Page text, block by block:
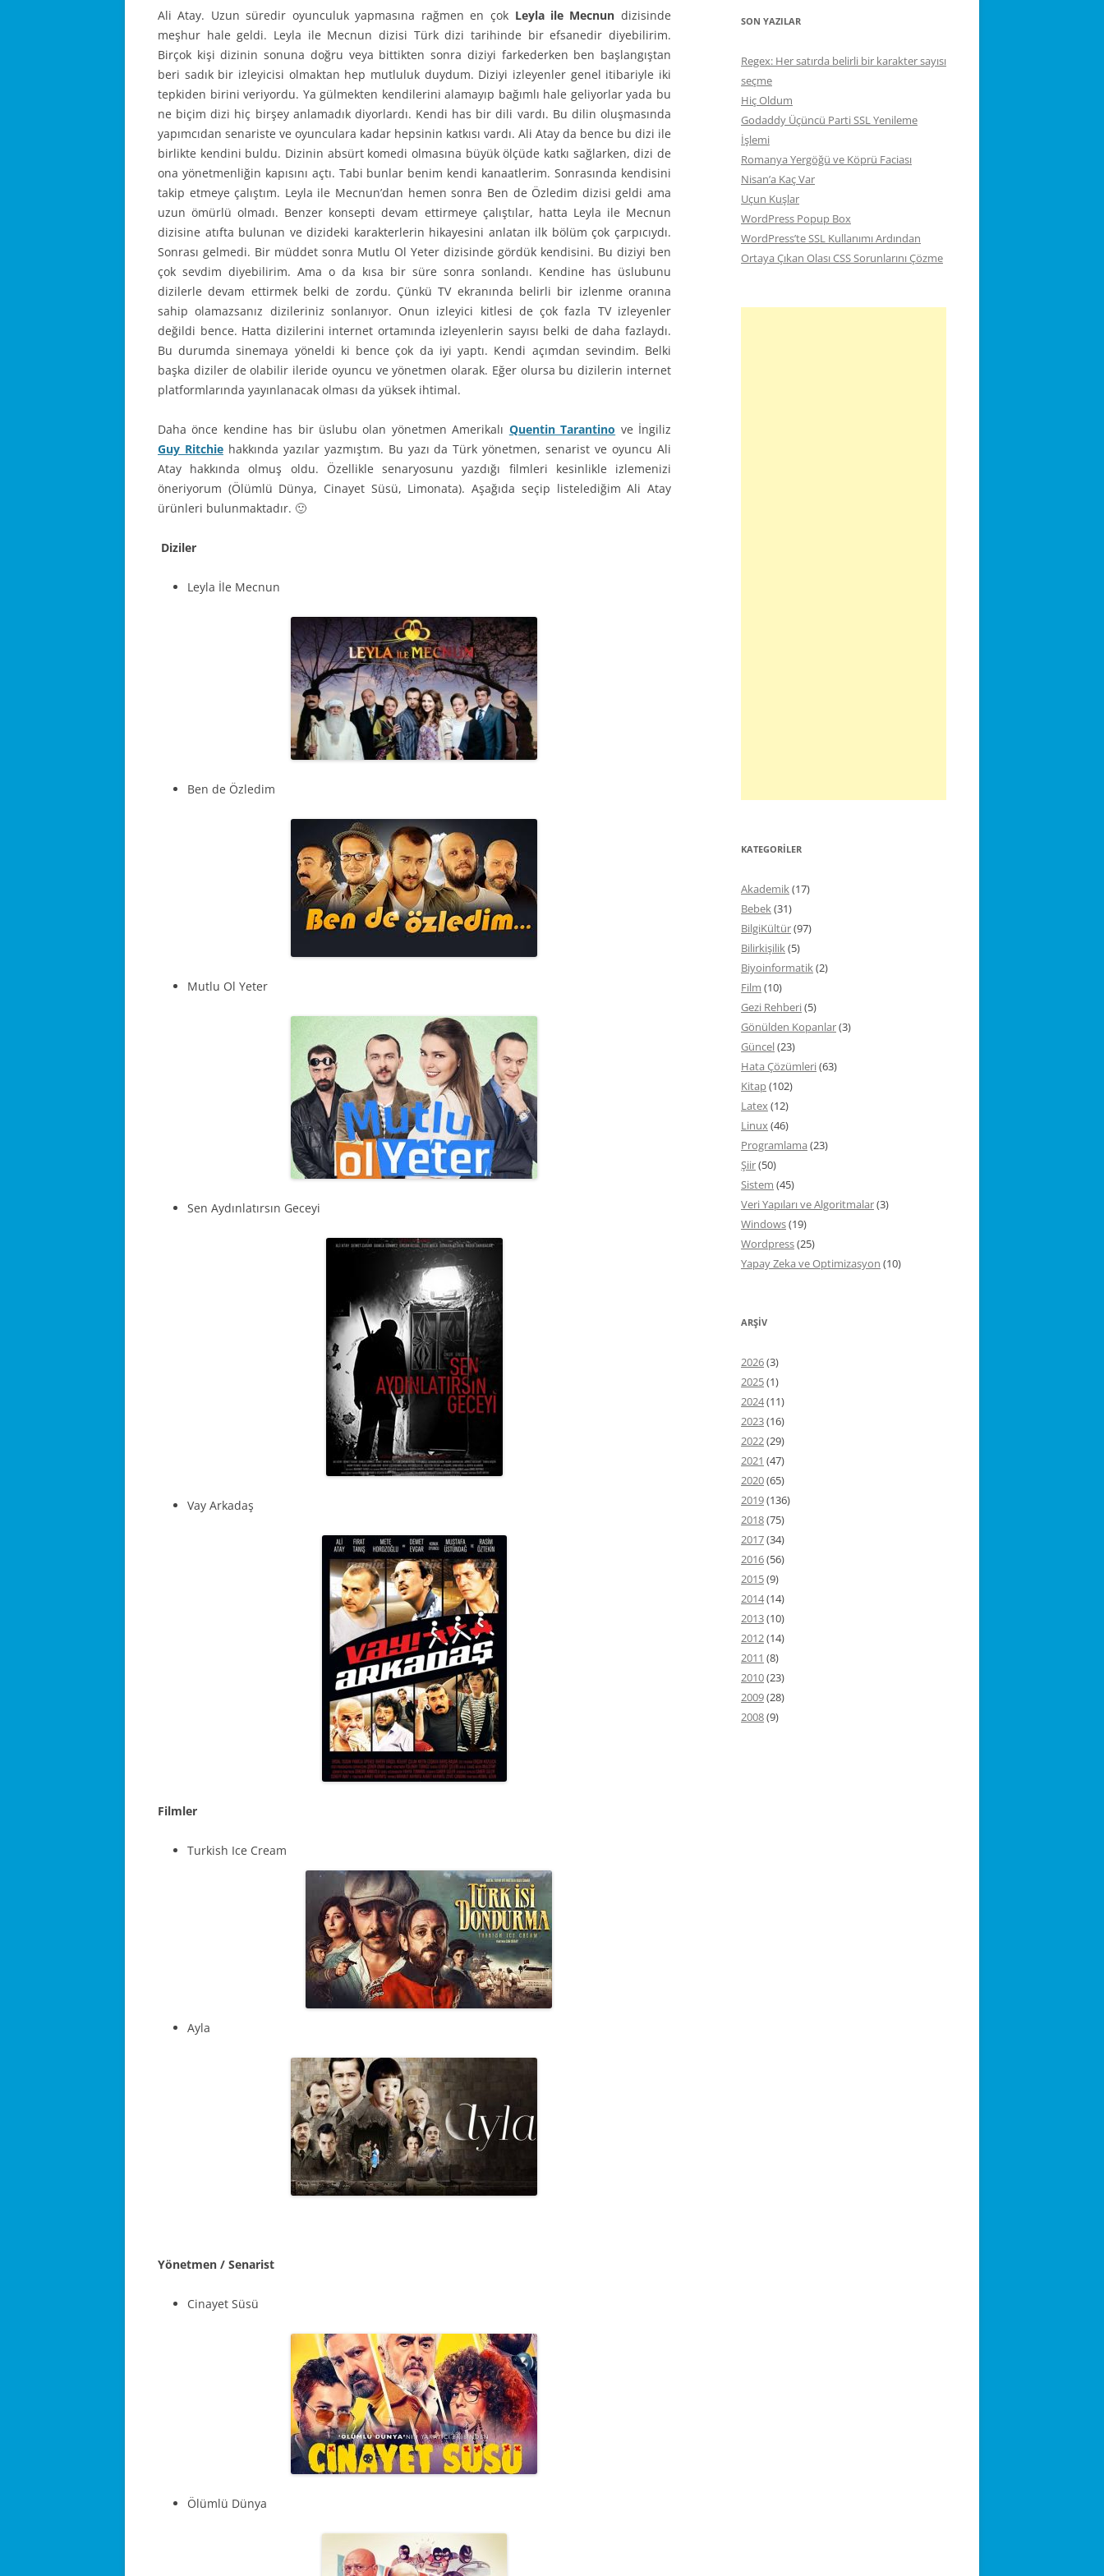
Ali Atay. Uzun süredir oyunculuk yapmasına rağmen en çok Leyla ile Mecnun dizisinde
meşhur hale geldi. Leyla ile Mecnun dizisi Türk dizi tarihinde bir efsanedir diyebilirim.
Birçok kişi dizinin sonuna doğru veya bittikten sonra diziyi farkederken ben başlangıştan
beri sadık bir izleyicisi olmaktan hep mutluluk duydum. Diziyi izleyenler genel itibariyle iki
tepkiden birini veriyordu. Ya gülmekten kendilerini alamayıp bağımlı hale geliyorlar yada bu
ne biçim dizi hiç birşey anlamadık diyorlardı. Kendi has bir dili vardı. Bu dilin oluşmasında
yapımcıdan senariste ve oyunculara kadar hepsinin katkısı vardı. Ali Atay da bence bu dizi ile
birlikte kendini buldu. Dizinin absürt komedi olmasına büyük ölçüde katkı sağlarken, dizi de
ona yönetmenliğin kapısını açtı. Tabi bunlar benim kendi kanaatlerim. Sonrasında kendisini
takip etmeye çalıştım. Leyla ile Mecnun’dan hemen sonra Ben de Özledim dizisi geldi ama
uzun ömürlü olmadı. Benzer konsepti devam ettirmeye çalıştılar, hatta Leyla ile Mecnun
dizisine atıfta bulunan ve dizideki karakterlerin hikayesini anlatan ilk bölüm çok çarpıcıydı.
Sonrası gelmedi. Bir müddet sonra Mutlu Ol Yeter dizisinde gördük kendisini. Bu diziyi ben
çok sevdim diyebilirim. Ama o da kısa bir süre sonra sonlandı. Kendine has üslubunu
dizilerle devam ettirmek belki de zordu. Çünkü TV ekranında belirli bir izlenme oranına
sahip olamazsanız dizileriniz sonlanıyor. Onun izleyici kitlesi de çok fazla TV izleyenler
değildi bence. Hatta dizilerini internet ortamında izleyenlerin sayısı belki de daha fazlaydı.
Bu durumda sinemaya yöneldi ki bence çok da iyi yaptı. Kendi açımdan sevindim. Belki
başka diziler de olabilir ileride oyuncu ve yönetmen olarak. Eğer olursa bu dizilerin internet
platformlarında yayınlanacak olması da yüksek ihtimal.
Daha önce kendine has bir üslubu olan yönetmen Amerikalı Quentin Tarantino ve İngiliz
Guy Ritchiehakkında yazılar yazmıştım. Bu yazı da Türk yönetmen, senarist ve oyuncu Ali
Atay hakkında olmuş oldu. Özellikle senaryosunu yazdığı filmleri kesinlikle izlemenizi
öneriyorum (Ölümlü Dünya, Cinayet Süsü, Limonata). Aşağıda seçip listelediğim Ali Atay
ürünleri bulunmaktadır. 🙂
Diziler
Leyla İle Mecnun
Ben de Özledim
Mutlu Ol Yeter
Sen Aydınlatırsın Geceyi
Vay Arkadaş
Filmler
Turkish Ice Cream
Ayla
Yönetmen / Senarist
Cinayet Süsü
Ölümlü Dünya
SON YAZILAR
Regex: Her satırda belirli bir karakter sayısı
seçme
Hiç Oldum
Godaddy Üçüncü Parti SSL Yenileme
İşlemi
Romanya Yergöğü ve Köprü Faciası
Nisan’a Kaç Var
Uçun Kuşlar
WordPress Popup Box
WordPress’te SSL Kullanımı Ardından
Ortaya Çıkan Olası CSS Sorunlarını Çözme
KATEGORILER
Akademik(17)
Bebek(31)
BilgiKültür(97)
Bilirkişilik(5)
Biyoinformatik(2)
Film (10)
Gezi Rehberi(5)
Gönülden Kopanlar(3)
Güncel(23)
Hata Çözümleri(63)
Kitap(102)
Latex(12)
Linux(46)
Programlama (23)
Şiir(50)
Sistem (45)
Veri Yapıları ve Algoritmalar(3)
Windows(19)
Wordpress(25)
Yapay Zeka ve Optimizasyon (10)
ARŞIV
2026(3)
2025(1)
2024(11)
2023(16)
2022(29)
2021 (47)
2020(65)
2019(136)
2018(75)
2017(34)
2016(56)
2015(9)
2014(14)
2013(10)
2012(14)
2011 (8)
2010(23)
2009(28)
2008(9)